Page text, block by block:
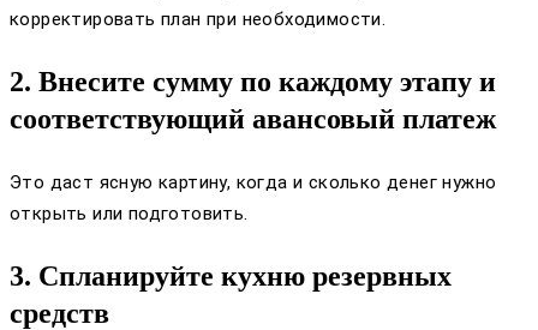
корректировать план при необходимости.
2. Внесите сумму по каждому этапу и
соответствующий авансовый платеж
Это даст ясную картину, когда и сколько денег нужно
открыть или подготовить.
3. Спланируйте кухню резервных
средств